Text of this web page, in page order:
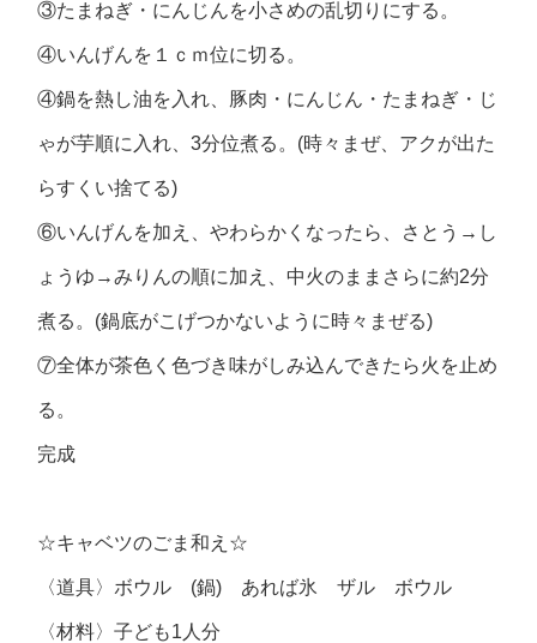
③たまねぎ・にんじんを小さめの乱切りにする。
④いんげんを１ｃｍ位に切る。
④鍋を熱し油を入れ、豚肉・にんじん・たまねぎ・じ
ゃが芋順に入れ、3分位煮る。(時々まぜ、アクが出た
らすくい捨てる)
⑥いんげんを加え、やわらかくなったら、さとう→し
ょうゆ→みりんの順に加え、中火のままさらに約2分
煮る。(鍋底がこげつかないように時々まぜる)
⑦全体が茶色く色づき味がしみ込んできたら火を止め
る。
完成
☆キャベツのごま和え☆
〈道具〉ボウル (鍋) あれば氷 ザル ボウル
〈材料〉子ども1人分